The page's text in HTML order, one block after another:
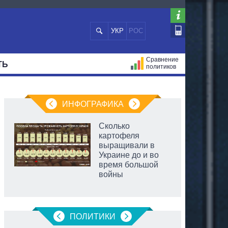
УКР РОС
Сравнение
политиков
ИНФОГРАФИКА
Сколько
картофеля
выращивали в
Украине до и во
время большой
войны
ПОЛИТИКИ